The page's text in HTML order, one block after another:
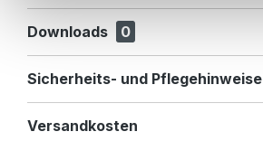
Downloads 0
Sicherheits- und Pflegehinweise
Versandkosten